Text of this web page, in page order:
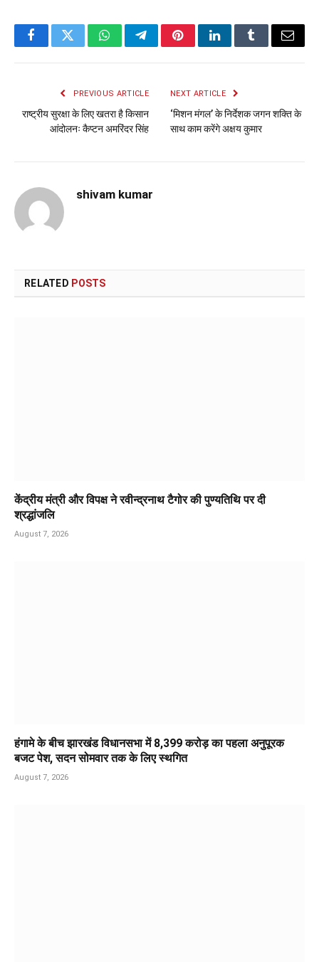
FacebookTwitterWhatsAppTelegramPinterestLinkedInTumblrEmail
PREVIOUS ARTICLE
राष्ट्रीय सुरक्षा के लिए खतरा है किसान
आंदोलनः कैप्टन अमरिंदर सिंह
NEXT ARTICLE
‘मिशन मंगल’ के निर्देशक जगन शक्ति के
साथ काम करेंगे अक्षय कुमार
shivam kumar
RELATED POSTS
केंद्रीय मंत्री और विपक्ष ने रवीन्द्रनाथ टैगोर की पुण्यतिथि पर दी
श्रद्धांजलि
August 7, 2026
हंगामे के बीच झारखंड विधानसभा में 8,399 करोड़ का पहला अनुपूरक
बजट पेश, सदन सोमवार तक के लिए स्थगित
August 7, 2026